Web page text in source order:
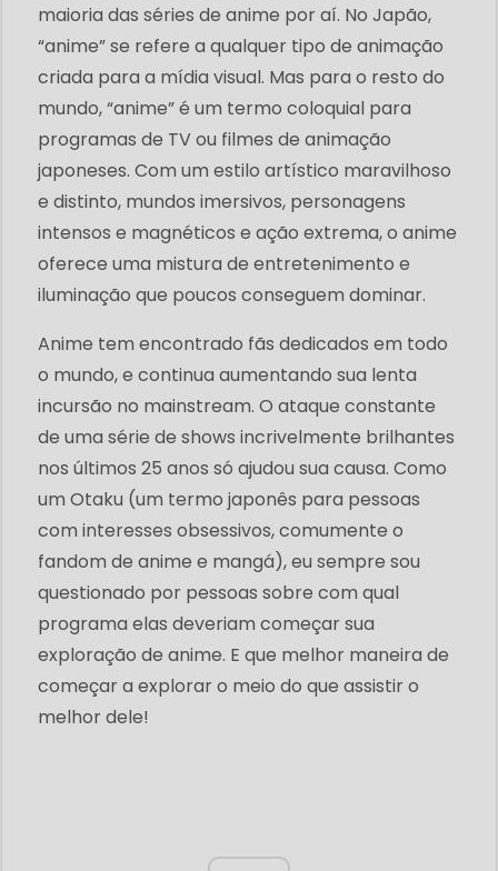
maioria das séries de anime por aí. No Japão,
“anime” se refere a qualquer tipo de animação
criada para a mídia visual. Mas para o resto do
mundo, “anime” é um termo coloquial para
programas de TV ou filmes de animação
japoneses. Com um estilo artístico maravilhoso
e distinto, mundos imersivos, personagens
intensos e magnéticos e ação extrema, o anime
oferece uma mistura de entretenimento e
iluminação que poucos conseguem dominar.
Anime tem encontrado fãs dedicados em todo
o mundo, e continua aumentando sua lenta
incursão no mainstream. O ataque constante
de uma série de shows incrivelmente brilhantes
nos últimos 25 anos só ajudou sua causa. Como
um Otaku (um termo japonês para pessoas
com interesses obsessivos, comumente o
fandom de anime e mangá), eu sempre sou
questionado por pessoas sobre com qual
programa elas deveriam começar sua
exploração de anime. E que melhor maneira de
começar a explorar o meio do que assistir o
melhor dele!